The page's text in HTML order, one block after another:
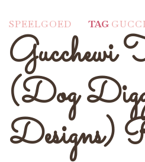
SPEELGOED TAG GUCCI
Gucchewi
(Dog
Designs)